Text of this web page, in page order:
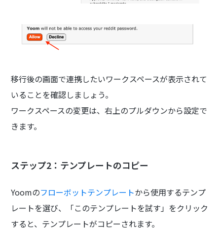
移行後の画面で連携したいワークスペースが表示されて
いることを確認しましょう。
ワークスペースの変更は、右上のプルダウンから設定で
きます。
ステップ2：テンプレートのコピー
Yoomのフローボットテンプレートから使用するテンプ
レートを選び、「このテンプレートを試す」をクリック
すると、テンプレートがコピーされます。